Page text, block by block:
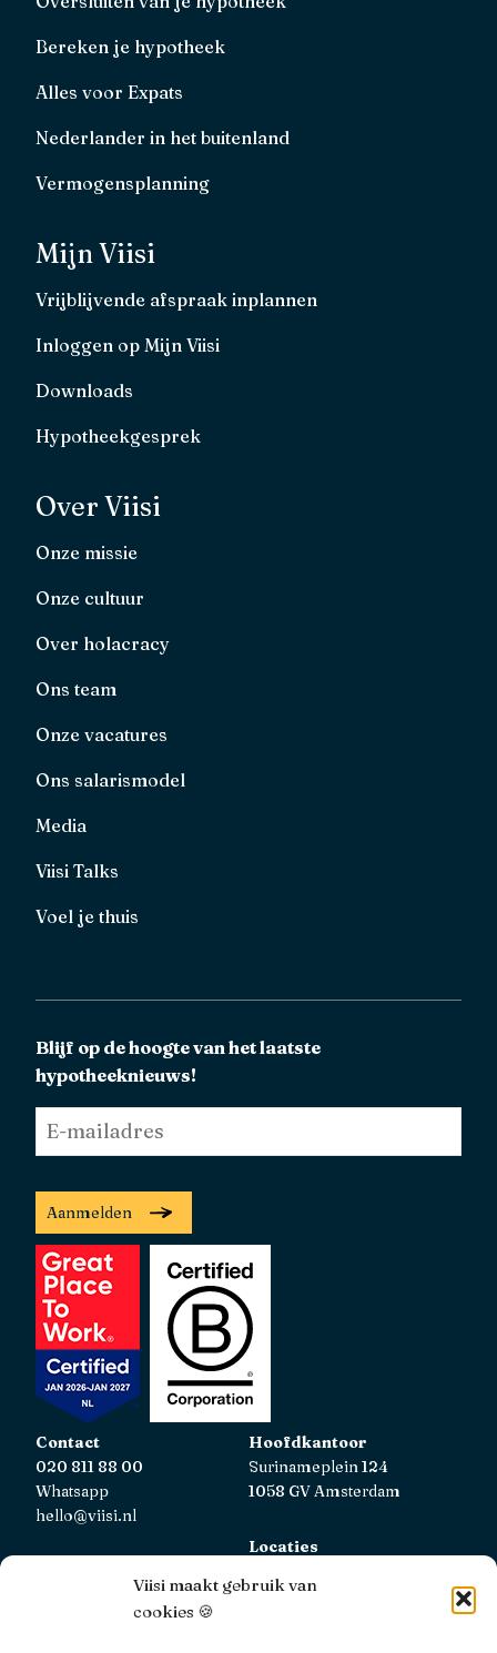
Viisi maakt gebruik van
cookies 🍪
Bereken je hypotheek
Alles voor Expats
Nederlander in het buitenland
Vermogensplanning
Mijn Viisi
Vrijblijvende afspraak inplannen
Inloggen op Mijn Viisi
Downloads
Hypotheekgesprek
Over Viisi
Onze missie
Onze cultuur
Over holacracy
Ons team
Onze vacatures
Ons salarismodel
Media
Viisi Talks
Voel je thuis
Blijf op de hoogte van het laatste
hypotheeknieuws!
mailadres *
Aanmelden
Contact
020 811 88 00
Whatsapp
hello@viisi.nl
Hoofdkantoor
Surinameplein 124
1058 GV Amsterdam
Locaties